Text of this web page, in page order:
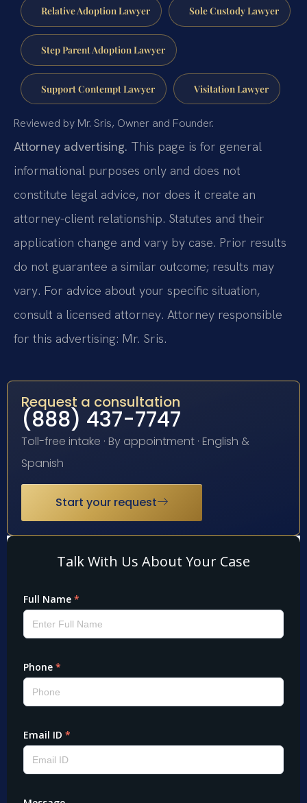
Relative Adoption Lawyer Sole Custody Lawyer
Step Parent Adoption Lawyer
Support Contempt Lawyer Visitation Lawyer
Reviewed by Mr. Sris, Owner and Founder.
Attorney advertising. This page is for general
informational purposes only and does not
constitute legal advice, nor does it create an
attorney-client relationship. Statutes and their
application change and vary by case. Prior results
do not guarantee a similar outcome; results may
vary. For advice about your specific situation,
consult a licensed attorney. Attorney responsible
for this advertising: Mr. Sris.
Request a consultation
(888) 437-7747
Toll-free intake · By appointment · English &
Spanish
Start your request